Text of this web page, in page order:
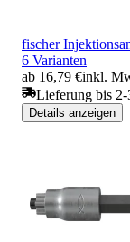
fischer
6 Varianten
ab 16,79 €inkl.
Lieferung bis 2-
Details anzeigen